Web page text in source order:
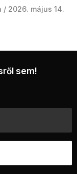
2026. május 14.
sem!